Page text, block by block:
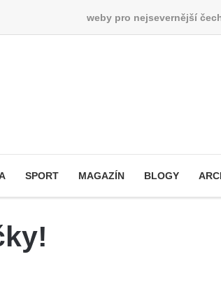
weby pro nejsevernější
SPORT MAGAZÍN BLOGY